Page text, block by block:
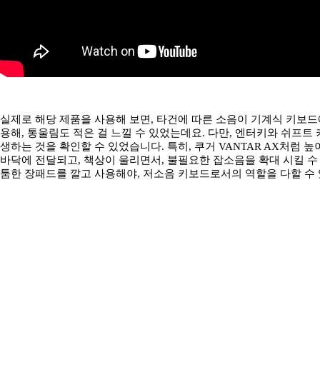
실제로 해당 제품을 사용해 보면, 타건에 따른 소음이 기계식 키보
용해, 통울림도 적은 걸 느낄 수 있었는데요. 다만, 엔터키와 쉬프
생하는 것을 확인할 수 있었습니다. 특히, 쿠거 VANTAR AX처럼
바닥에 전달되고, 책상이 울리면서, 불필요한 잡소음을 확대 시킬
툼한 장패드를 깔고 사용해야, 저소음 키보드로서의 역할을 다할 수